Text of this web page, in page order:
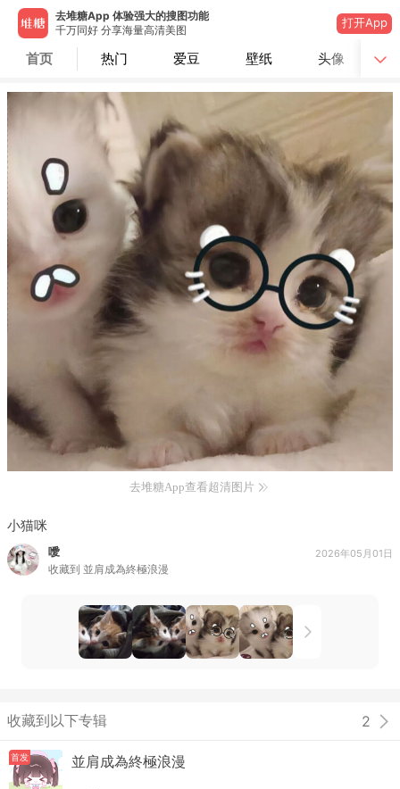
去堆糖App 体验强大的搜图功能
千万同好 分享海量高清美图
打开App
首页 热门 爱豆 壁纸 头像
去堆糖App查看超清图片
小猫咪
噯
收藏到 並肩成為終極浪漫
2026年05月01日
收藏到以下专辑 2
首发 並肩成為終極浪漫